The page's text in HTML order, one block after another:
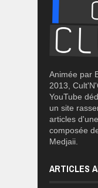
Animée par
2013,
YouTube
un site
articles
composée
Medjaii.
ARTICLES